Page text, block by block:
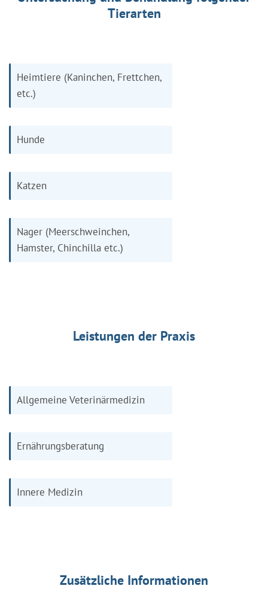
Tierarten
Heimtiere (Kaninchen, Frettchen,
etc.)
Hunde
Katzen
Nager (Meerschweinchen,
Hamster, Chinchilla etc.)
Leistungen der Praxis
Allgemeine Veterinärmedizin
Ernährungsberatung
Innere Medizin
Zusätzliche Informationen